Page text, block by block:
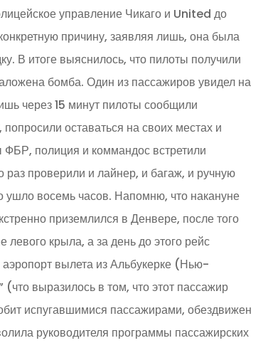
управление Чикаго и United до
причину, заявляя лишь, она была
В итоге выяснилось, что пилоты получили
бомба. Один из пассажиров увидел на
через 15 минут пилоты сообщили
оставаться на своих местах и
ФБР, полиция и коммандос встретили
раз проверили и лайнер, и багаж, и ручную
ушло восемь часов. Напомню, что накануне
приземлился в Денвере, после того
левого крыла, а за день до этого рейс
вылета из Альбукерке (Нью-
выразилось в том, что этот пассажир
испугавшимися пассажирами, обездвижен
руководителя программы пассажирских